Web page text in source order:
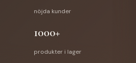
nöjda kunder
1000+
produkter i lager